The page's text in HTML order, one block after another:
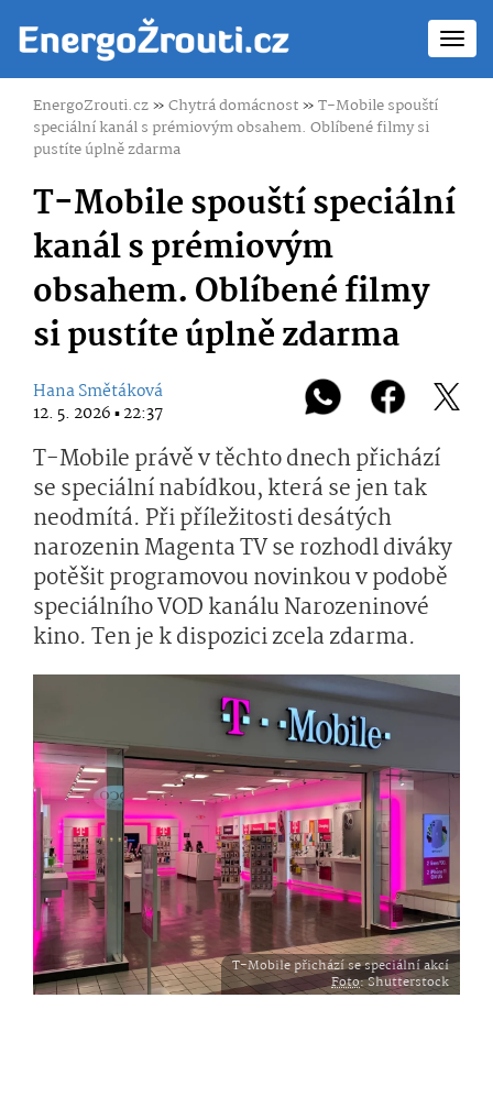
EnergoZrouti.cz»Chytrá domácnost»T-Mobile spouští
speciální kanál s prémiovým obsahem. Oblíbené filmy si
pustíte úplně zdarma
T-Mobile spouští speciální
kanál s prémiovým
obsahem. Oblíbené filmy
si pustíte úplně zdarma
Hana Smětáková
12. 5. 2026 ▪ 22:37
T-Mobile právě v těchto dnech přichází
se speciální nabídkou, která se jen tak
neodmítá. Při příležitosti desátých
narozenin Magenta TV se rozhodl diváky
potěšit programovou novinkou v podobě
speciálního VOD kanálu Narozeninové
kino. Ten je k dispozici zcela zdarma.
T-Mobile přichází se speciální akcí
Foto: Shutterstock